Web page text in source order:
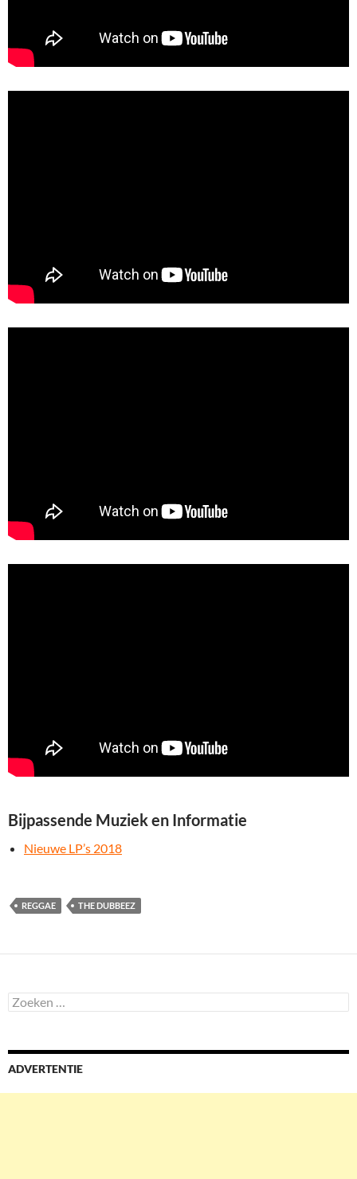
Bijpassende Muziek en Informatie
Nieuwe LP’s 2018
REGGAE THE DUBBEEZ
Zoeken
naar:
ADVERTENTIE